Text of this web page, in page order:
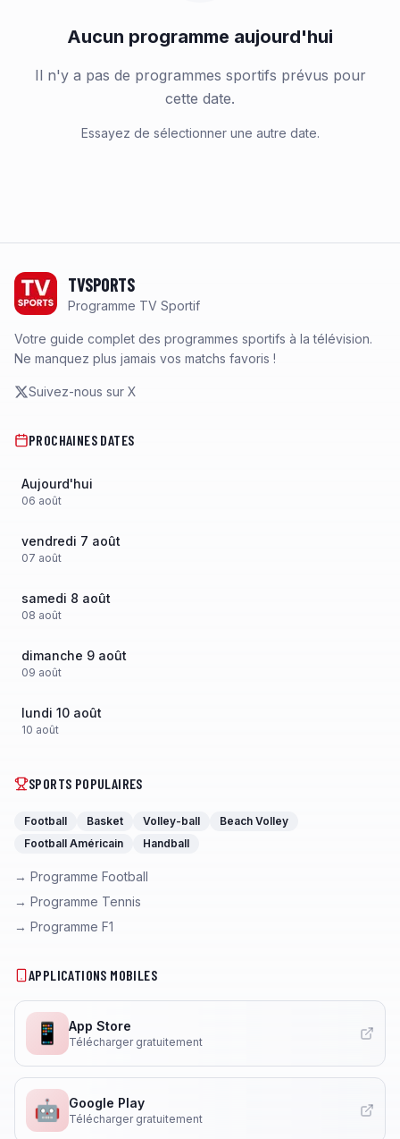
Aucun programme aujourd'hui
Il n'y a pas de programmes sportifs prévus pour
cette date.
Essayez de sélectionner une autre date.
TVSPORTS
Programme TV Sportif
Votre guide complet des programmes sportifs à la télévision.
Ne manquez plus jamais vos matchs favoris !
Suivez-nous sur X
PROCHAINES DATES
Aujourd'hui
06 août
vendredi 7 août
07 août
samedi 8 août
08 août
dimanche 9 août
09 août
lundi 10 août
10 août
SPORTS POPULAIRES
Football Basket Volley-ball
Beach Volley
Football Américain
Handball
→ Programme Football
→ Programme Tennis
→ Programme F1
APPLICATIONS MOBILES
📱 App Store
Télécharger gratuitement
🤖 Google Play
Télécharger gratuitement